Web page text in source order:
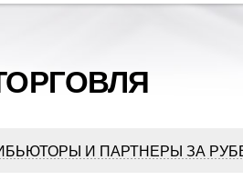
И ПАРТНЕРЫ ЗА